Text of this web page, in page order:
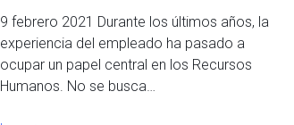
9 febrero 2021 Durante los últimos años, la
experiencia del empleado ha pasado a
ocupar un papel central en los Recursos
Humanos. No se busca…